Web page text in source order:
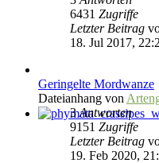
6431 Zugriffe
Letzter Beitrag
18. Jul 2017,
Geringelte Mordwanze
Dateianhang von
3Antworten
9151 Zugriffe
Letzter Beitrag
19. Feb 2020,